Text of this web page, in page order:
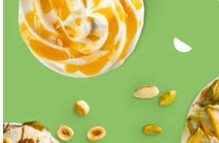
Shop
Dutch